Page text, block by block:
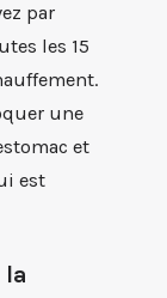
par
les 15
une
et
est
la